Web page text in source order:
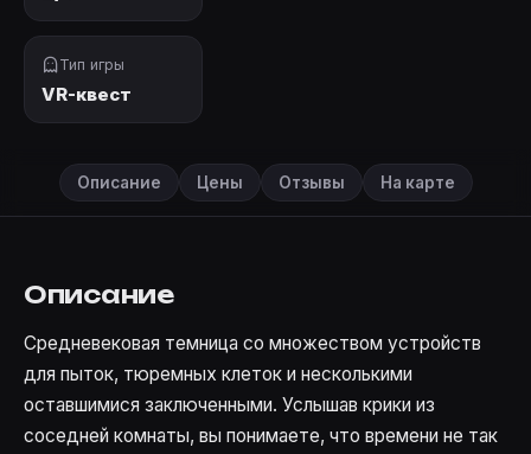
Тип игры
VR-квест
Описание Цены Отзывы На карте
Описание
Средневековая темница со множеством устройств
для пыток, тюремных клеток и несколькими
оставшимися заключенными. Услышав крики из
соседней комнаты, вы понимаете, что времени не так